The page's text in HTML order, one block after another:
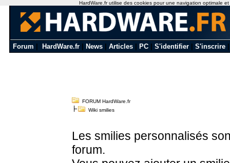
Forum HardWare.fr News Articles PC S'identifier S'inscrire
FORUM HardWare.fr
Wiki smilies
Les smilies personnalisés
forum.
HardWare.fr utilise des cookies pour une navigation optimale